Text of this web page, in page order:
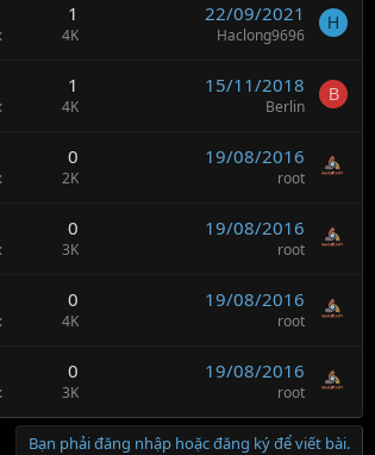
1
4K
22/09/2021
Haclong9696
H
1
4K
15/11/2018
Berlin
B
0
2K
19/08/2016
root
0
3K
19/08/2016
root
0
4K
19/08/2016
root
0
3K
19/08/2016
root
Bạn phải đăng nhập hoặc đăng ký để viết bài.